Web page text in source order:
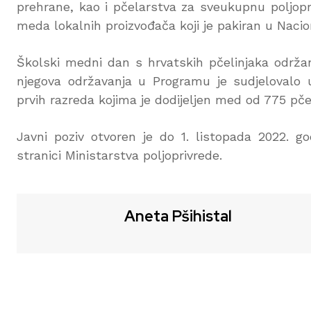
prehrane, kao i pčelarstva za sveukupnu
meda lokalnih proizvođača koji je pakiran u
Školski medni dan s hrvatskih pčelinjaka
njegova održavanja u Programu je
prvih razreda kojima je dodijeljen med od 775
Javni poziv otvoren je do 1. listopada 2022.
stranici Ministarstva poljoprivrede.
Aneta Pšihistal